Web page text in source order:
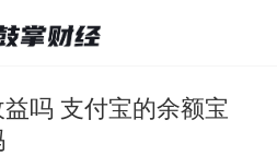
吗 支付宝的余额宝